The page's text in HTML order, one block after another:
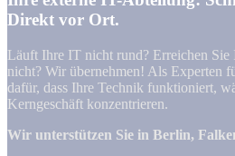
Direkt vor Ort.
Läuft Ihre IT nicht rund? Erreichen Sie
nicht? Wir übernehmen! Als Experten
dafür, dass Ihre Technik funktioniert,
Kerngeschäft konzentrieren.
Wir unterstützen Sie in Berlin,